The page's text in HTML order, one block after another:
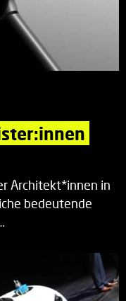
Architekt*innen in
bedeutende